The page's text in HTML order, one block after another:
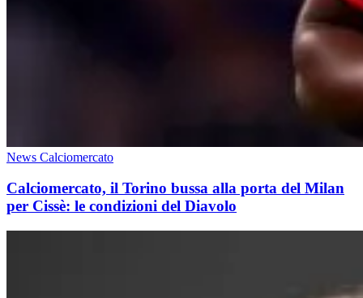
News Calciomercato
Calciomercato, il Torino bussa alla porta del Milan
per Cissè: le condizioni del Diavolo